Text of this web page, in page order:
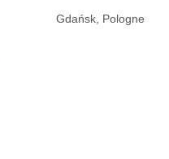
Gdańsk, Pologne